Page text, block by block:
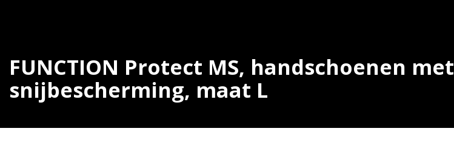
FUNCTION Protect MS, handschoenen met
snijbescherming, maat L